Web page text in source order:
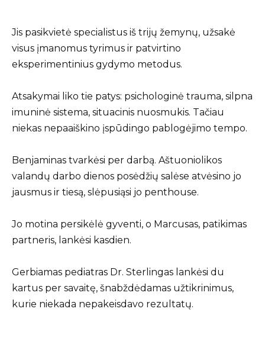
Jis pasikvietė specialistus iš trijų žemynų, užsakė
visus įmanomus tyrimus ir patvirtino
eksperimentinius gydymo metodus.
Atsakymai liko tie patys: psichologinė trauma, silpna
imuninė sistema, situacinis nuosmukis. Tačiau
niekas nepaaiškino įspūdingo pablogėjimo tempo.
Benjaminas tvarkėsi per darbą. Aštuoniolikos
valandų darbo dienos posėdžių salėse atvėsino jo
jausmus ir tiesą, slėpusiąsi jo penthouse.
Jo motina persikėlė gyventi, o Marcusas, patikimas
partneris, lankėsi kasdien.
Gerbiamas pediatras Dr. Sterlingas lankėsi du
kartus per savaitę, šnabždėdamas užtikrinimus,
kurie niekada nepakeisdavo rezultatų.